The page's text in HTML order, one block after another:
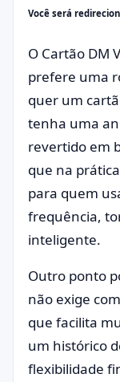
Você será
O Cartão DM
prefere uma
quer um
tenha uma
revertido em
que na
para quem
frequência,
inteligente.
Outro ponto
não exige
que facilita
um histórico
flexibilidade